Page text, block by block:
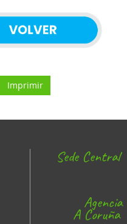
Imprimir
Sede Central
Agencia
A Coruña